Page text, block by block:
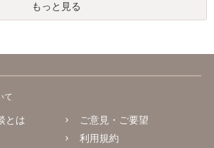
もっと見る
て
とは
ご意見・ご要望
利用規約